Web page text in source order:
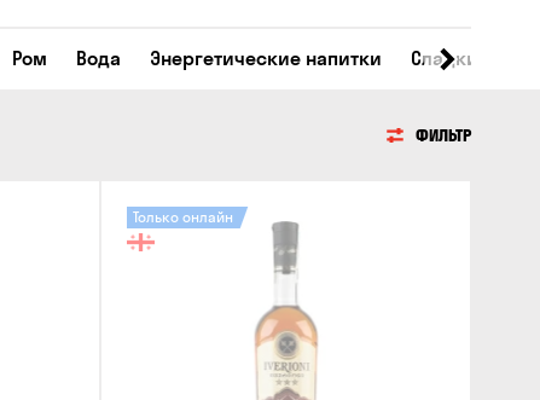
Ром Вода Энергетические напитки Сладкие
ФИЛЬТР
Только онлайн